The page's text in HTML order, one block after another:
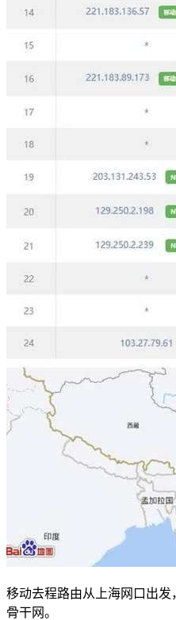
移动去程路由从上海网口出
骨干网。